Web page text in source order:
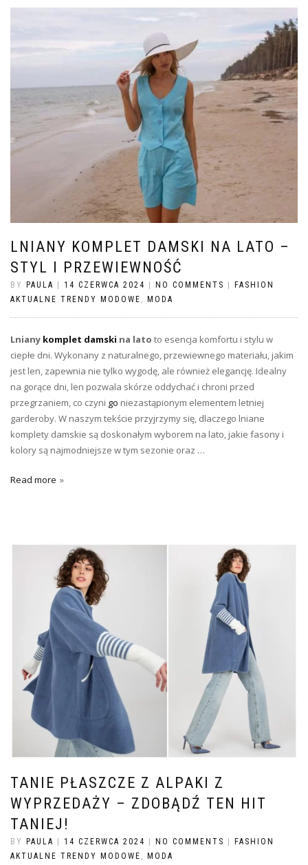
LNIANY KOMPLET DAMSKI NA LATO –
STYL I PRZEWIEWNOŚĆ
BY PAULA 14 CZERWCA 2024 NO COMMENTS
FASHION
AKTUALNE TRENDY MODOWE , MODA
Lniany komplet damski na lato to esencja komfortu i stylu w
ciepłe dni. Wykonany z naturalnego, przewiewnego materiału, jakim
jest len, zapewnia nie tylko wygodę, ale również elegancję. Idealny
na gorące dni, len pozwala skórze oddychać i chroni przed
przegrzaniem, co czyni go niezastąpionym elementem letniej
garderoby. W naszym tekście przyjrzymy się, dlaczego lniane
komplety damskie są doskonałym wyborem na lato, jakie fasony i
kolory są najmodniejsze w tym sezonie oraz …
Read more
TANIE PŁASZCZE Z ALPAKI Z
WYPRZEDAŻY – ZDOBĄDŹ TEN HIT
TANIEJ!
BY PAULA | 14 CZERWCA 2024 | NO COMMENTS | FASHION
AKTUALNE TRENDY MODOWE , MODA